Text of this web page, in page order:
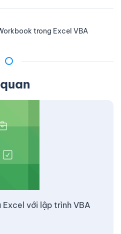
trong Excel VBA
Excel với lập trình VBA